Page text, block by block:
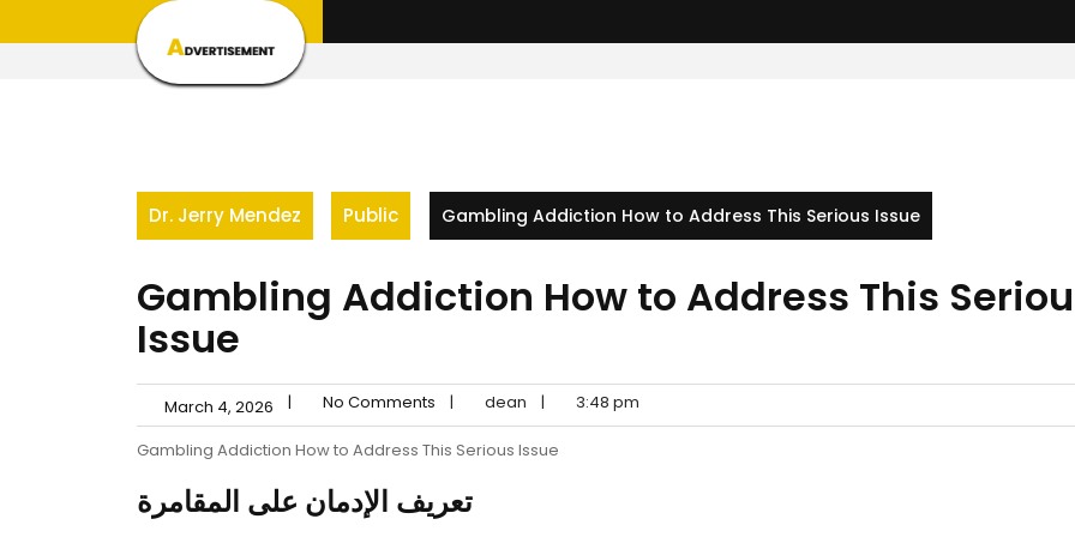
Dr. Jerry Mendez Public Gambling Addiction How to Address This Serious Issue
Gambling Addiction How to Address This
Issue
March 4, 2026 | No Comments | dean | 3:48 pm
Gambling Addiction How to Address This Serious Issue
تعريف الإدمان على المقامرة